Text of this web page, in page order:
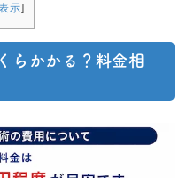
示]
らかかる？料金相